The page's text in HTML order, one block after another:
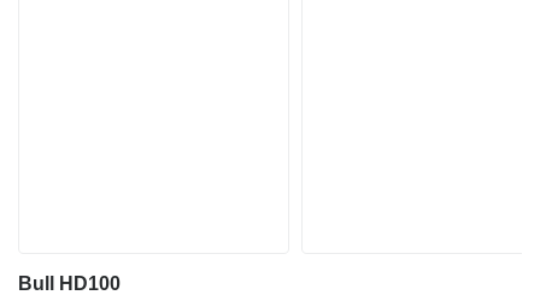
Bull HD100